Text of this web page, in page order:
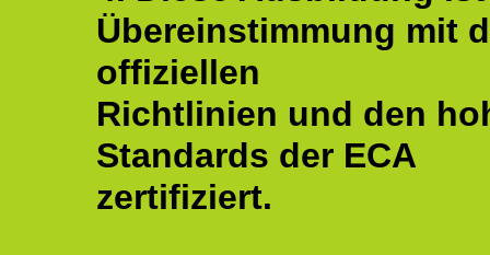
Übereinstimmung mit
offiziellen
Richtlinien und den
Standards der ECA
zertifiziert.